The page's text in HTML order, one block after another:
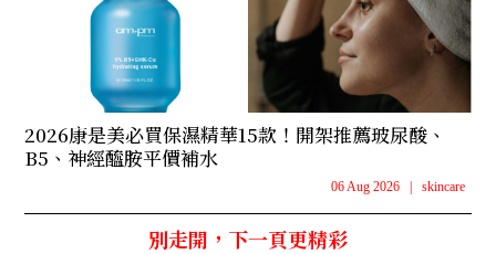
2026康是美必買保濕精華15款！開架推薦玻尿酸、
B5、神經醯胺平價補水
06 Aug 2026 | skincare
別走開，下一頁更精彩